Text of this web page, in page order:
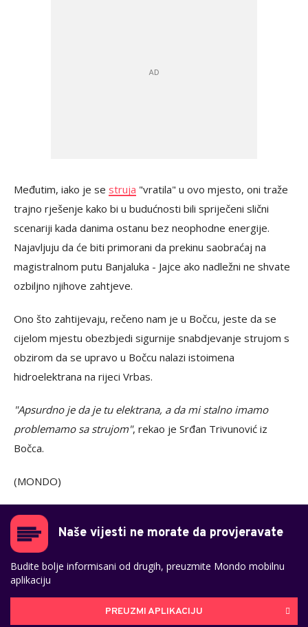
Međutim, iako je se struja "vratila" u ovo mjesto, oni traže
trajno rješenje kako bi u budućnosti bili spriječeni slični
scenariji kada danima ostanu bez neophodne energije.
Najavljuju da će biti primorani da prekinu saobraćaj na
magistralnom putu Banjaluka - Jajce ako nadležni ne shvate
ozbiljno njihove zahtjeve.
Ono što zahtijevaju, rečeno nam je u Bočcu, jeste da se
cijelom mjestu obezbjedi sigurnije snabdjevanje strujom s
obzirom da se upravo u Bočcu nalazi istoimena
hidroelektrana na rijeci Vrbas.
"Apsurdno je da je tu elektrana, a da mi stalno imamo
problemamo sa strujom", rekao je Srđan Trivunović iz
Bočca.
(MONDO)
Naše vijesti ne morate da provjeravate
Budite bolje informisani od drugih, preuzmite Mondo mobilnu
aplikaciju
PREUZMI APLIKACIJU